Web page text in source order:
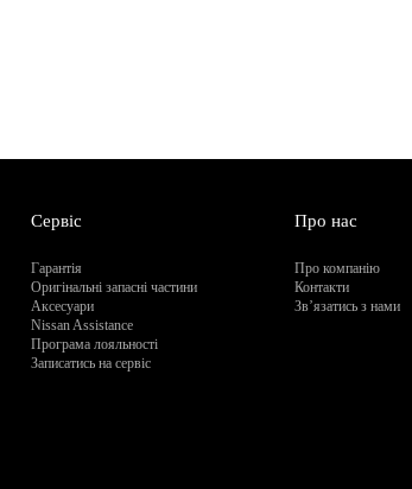
Сервіс
Гарантія
Оригінальні запасні частини
Аксесуари
Nissan Assistance
Програма лояльності
Записатись на сервіс
Про нас
Про компанію
Контакти
Зв’язатись з нами